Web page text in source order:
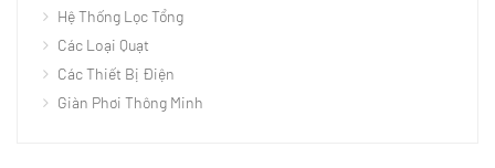
Hệ Thống Lọc Tổng
Các Loại Quạt
Các Thiết Bị Điện
Giàn Phơi Thông Minh